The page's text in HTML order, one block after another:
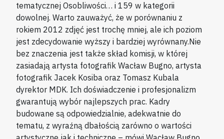
tematycznej Osobliwości… i 159 w kategorii
dowolnej. Warto zauważyć, że w porównaniu z
rokiem 2012 zdjęć jest trochę mniej, ale ich poziom
jest zdecydowanie wyższy i bardziej wyrównany.Nie
bez znaczenia jest także skład komisji, w której
zasiadają artysta fotografik Wacław Bugno, artysta
fotografik Jacek Kosiba oraz Tomasz Kubala
dyrektor MDK. Ich doświadczenie i profesjonalizm
gwarantują wybór najlepszych prac. Kadry
budowane są odpowiedzialnie, adekwatnie do
tematu, z wyraźną dbałością zarówno o wartości